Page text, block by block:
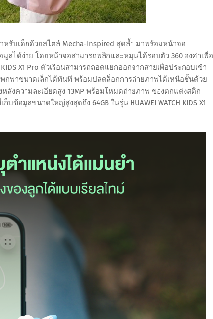
รับเด็กด้วยสไตล์ Mecha-Inspired สุดล้ำ มาพร้อมหน้าจอ
ลได้ง่าย โดยหน้าจอสามารถพลิกและหมุนได้รอบตัว 360 องศาเพื่อ
X1 Pro ตัวเรือนสามารถถอดแยกออกจากสายเพื่อประกอบเข้า
กพาขนาดเล็กได้ทันที พร้อมปลดล็อกการถ่ายภาพได้เหนือชั้นด้วย
ลังความละเอียดสูง 13MP พร้อมโหมดถ่ายภาพ ของตกแต่งสติก
อมูลขนาดใหญ่สูงสุดถึง 64GB ในรุ่น HUAWEI WATCH KIDS X1